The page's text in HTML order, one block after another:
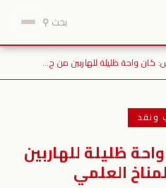
بحث ⚲
كان واحة ظليلة للهاربين من ج…
ونقد
ظليلة للهاربين
العلمي